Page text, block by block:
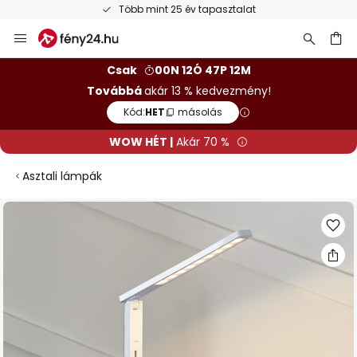
Több mint 25 év tapasztalat
Ugrás
a
Csak
00N 12Ó 47P 12M
Továbbáakár 13 % kedvezmény!
Kód:HET másolás
WOW HÉT | Akár 70 %
Asztali lámpák
Ugrás